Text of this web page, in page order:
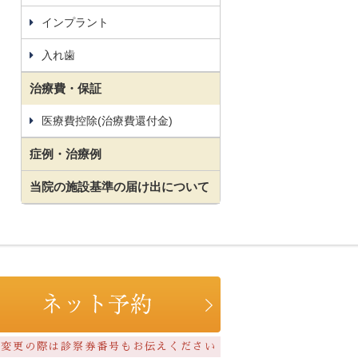
インプラント
入れ歯
治療費・保証
医療費控除(治療費還付金)
症例・治療例
当院の施設基準の届け出について
更の際は診察券番号もお伝えください